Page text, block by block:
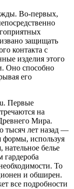
Во-первых,
защищать
контакта с
изделия этого
Оно способно
его
Первые
на
Мира.
тысяч лет назад —
формы, используя
нательное белье
гардероба
То
и обширен.
все подробности